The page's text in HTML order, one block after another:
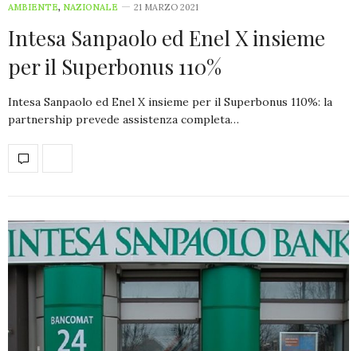
AMBIENTE, NAZIONALE 21 MARZO 2021
Intesa Sanpaolo ed Enel X insieme
per il Superbonus 110%
Intesa Sanpaolo ed Enel X insieme per il Superbonus 110%: la
partnership prevede assistenza completa…